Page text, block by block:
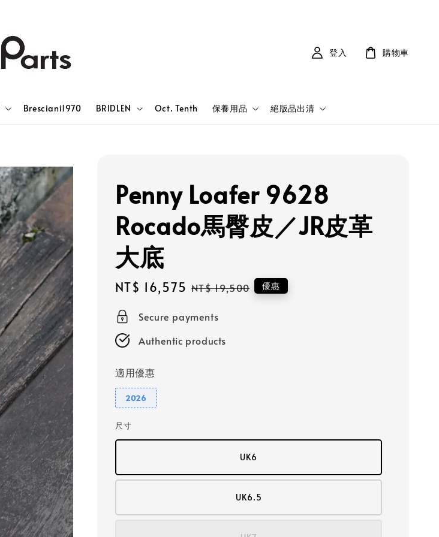
Bresciani1970 BRIDLEN Oct. Tenth 保養用品 絕版品出清
登入 購物車
Penny Loafer 9628
Rocado馬臀皮／JR皮革
大底
Sale
price
NT$ 16,575 Regular
NT$ 19,500 優惠
Secure payments
Authentic products
適用優惠
2026
尺寸
UK6
UK6.5